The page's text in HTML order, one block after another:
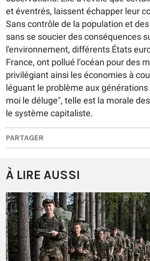
et éventrés, laissent échapper leur
Sans contrôle de la population et
sans se soucier des conséquences
l'environnement, différents États
France, ont pollué l’océan pour des
privilégiant ainsi les économies à
léguant le problème aux
moi le déluge", telle est la morale
le système capitaliste.
PARTAGER
À LIRE AUSSI